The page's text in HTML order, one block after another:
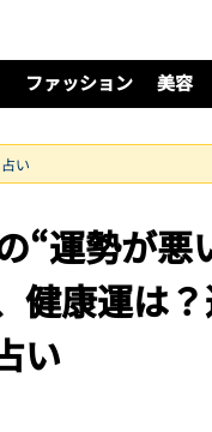
ファッション
美容
い
“運勢が
健康運は
い